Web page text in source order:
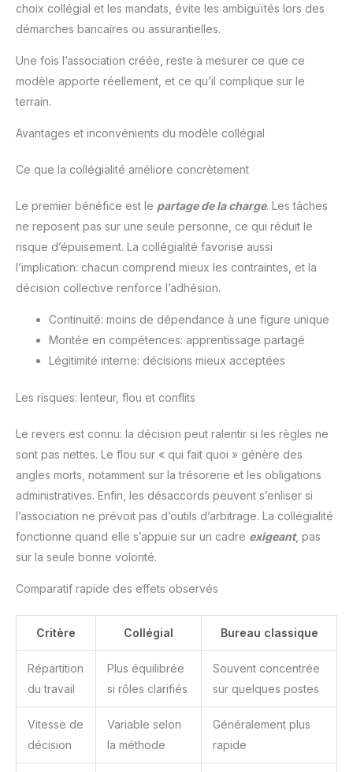
choix collégial et les mandats, évite les ambiguïtés lors des
démarches bancaires ou assurantielles.
Une fois l’association créée, reste à mesurer ce que ce
modèle apporte réellement, et ce qu’il complique sur le
terrain.
Avantages et inconvénients du modèle collégial
Ce que la collégialité améliore concrètement
Le premier bénéfice est le partage de la charge. Les tâches
ne reposent pas sur une seule personne, ce qui réduit le
risque d’épuisement. La collégialité favorise aussi
l’implication: chacun comprend mieux les contraintes, et la
décision collective renforce l’adhésion.
Continuité: moins de dépendance à une figure unique
Montée en compétences: apprentissage partagé
Légitimité interne: décisions mieux acceptées
Les risques: lenteur, flou et conflits
Le revers est connu: la décision peut ralentir si les règles ne
sont pas nettes. Le flou sur « qui fait quoi » génère des
angles morts, notamment sur la trésorerie et les obligations
administratives. Enfin, les désaccords peuvent s’enliser si
l’association ne prévoit pas d’outils d’arbitrage. La collégialité
fonctionne quand elle s’appuie sur un cadre exigeant, pas
sur la seule bonne volonté.
Comparatif rapide des effets observés
Critère Collégial Bureau classique
Répartition
du travail
Plus équilibrée
si rôles clarifiés
Souvent concentrée
sur quelques postes
Vitesse de
décision
Variable selon
la méthode
Généralement plus
rapide